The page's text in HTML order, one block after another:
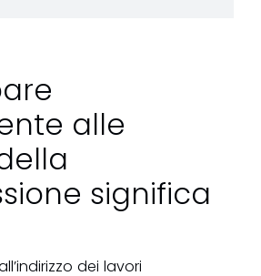
alle
significa
dei lavori